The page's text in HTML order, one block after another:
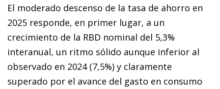
El moderado descenso de la tasa de ahorro en
2025 responde, en primer lugar, a un
crecimiento de la RBD nominal del 5,3%
interanual, un ritmo sólido aunque inferior al
observado en 2024 (7,5%) y claramente
superado por el avance del gasto en consumo